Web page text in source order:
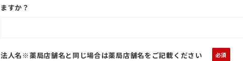
ますか？
法人名※薬局店舗名と同じ場合は薬局店舗名をご記載ください